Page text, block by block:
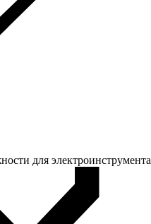
для электроинструмента